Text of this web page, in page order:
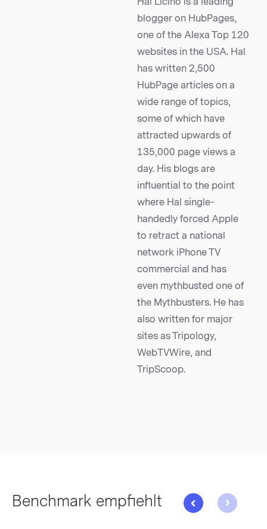
blogger on HubPages,
one of the Alexa Top 120
websites in the USA. Hal
has written 2,500
HubPage articles on a
wide range of topics,
some of which have
attracted upwards of
135,000 page views a
day. His blogs are
influential to the point
where Hal single-
handedly forced Apple
to retract a national
network iPhone TV
commercial and has
even mythbusted one of
the Mythbusters. He has
also written for major
sites as Tripology,
WebTVWire, and
TripScoop.
Benchmark empfiehlt